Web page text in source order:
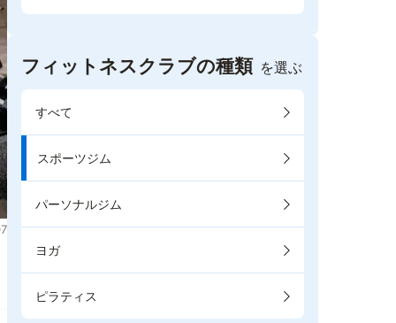
フィットネスクラブの種類 を選ぶ
すべて
スポーツジム
パーソナルジム
ヨガ
ピラティス